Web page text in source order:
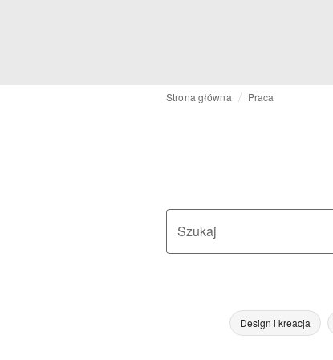
Strona główna Praca
Szukaj
Design i kreacja